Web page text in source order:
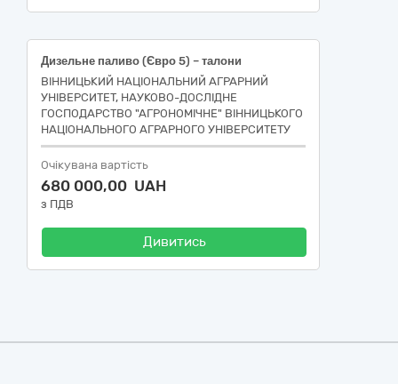
Дизельне паливо (Євро 5) – талони
ВІННИЦЬКИЙ НАЦІОНАЛЬНИЙ АГРАРНИЙ
УНІВЕРСИТЕТ, НАУКОВО-ДОСЛІДНЕ
ГОСПОДАРСТВО "АГРОНОМІЧНЕ" ВІННИЦЬКОГО
НАЦІОНАЛЬНОГО АГРАРНОГО УНІВЕРСИТЕТУ
Очікувана вартість
680 000,00 UAH
з ПДВ
Дивитись